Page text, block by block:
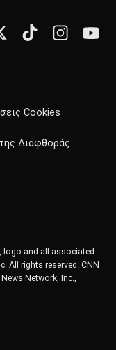
Cookies
Διαφθοράς
logo and all associated
All rights reserved. CNN
Network, Inc.,